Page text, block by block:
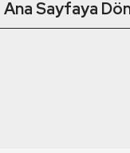
Ana Sayfaya